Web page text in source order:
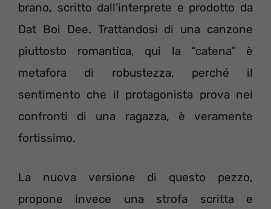
brano, scritto dall’interprete e prodotto da
Dat Boi Dee. Trattandosi di una canzone
piuttosto romantica, qui la “catena” è
metafora di robustezza, perché il
sentimento che il protagonista prova nei
confronti di una ragazza, è veramente
fortissimo.
La nuova versione di questo pezzo,
propone invece una strofa scritta e